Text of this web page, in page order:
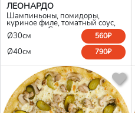
ЛЕОНАРДО
Шампиньоны, помидоры,
куриное филе, томатный соус,
моцарелла Сыр сверху
Ø30см 560₽
Ø40см 790₽